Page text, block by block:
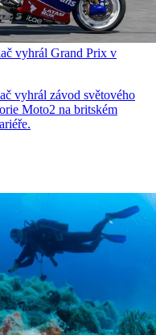
vyhrál Grand Prix v
vyhrál závod světového
Moto2 na britském